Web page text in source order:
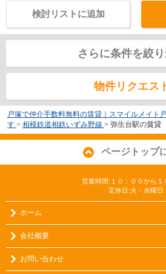
検討リストに追加
さらに条件を絞
物件リクエス
戸塚で仲介手数料無料の賃貸｜スマイルメイト
す > 相模鉄道相鉄いずみ野線 > 弥生台駅の賃貸
ページトップ
営業時間:１０：００から１
定休日:火・水曜日
ホーム
会社概要
お問い合わせ